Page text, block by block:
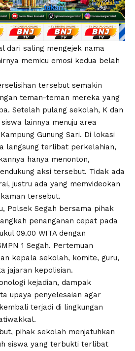
dari saling mengejek nama
memicu emosi kedua belah
tersebut semakin
teman-teman mereka yang
Setelah pulang sekolah, K dan
lainnya menuju area
Gunung Sari. Di lokasi
langsung terlibat perkelahian,
hanya menonton,
aksi tersebut. Tidak ada
justru ada yang memvideokan
tersebut.
Polsek Segah bersama pihak
penanganan cepat pada
09.00 WITA dengan
1 Segah. Pertemuan
kepala sekolah, komite, guru,
jajaran kepolisian.
kejadian, dampak
upaya penyelesaian agar
terjadi di lingkungan
pihak sekolah menjatuhkan
siswa yang terbukti terlibat